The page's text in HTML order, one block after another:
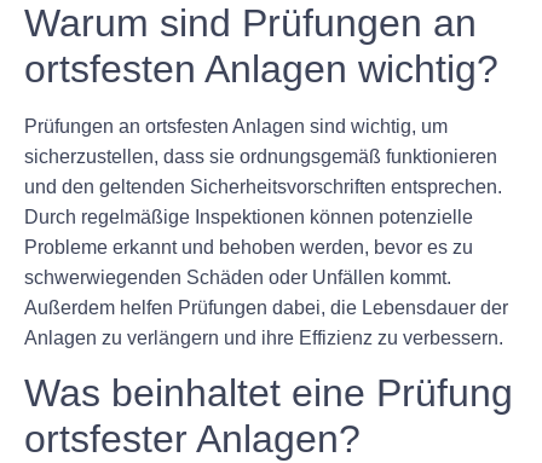
Warum sind Prüfungen an
ortsfesten Anlagen wichtig?
Prüfungen an ortsfesten Anlagen sind wichtig, um
sicherzustellen, dass sie ordnungsgemäß funktionieren
und den geltenden Sicherheitsvorschriften entsprechen.
Durch regelmäßige Inspektionen können potenzielle
Probleme erkannt und behoben werden, bevor es zu
schwerwiegenden Schäden oder Unfällen kommt.
Außerdem helfen Prüfungen dabei, die Lebensdauer der
Anlagen zu verlängern und ihre Effizienz zu verbessern.
Was beinhaltet eine Prüfung
ortsfester Anlagen?